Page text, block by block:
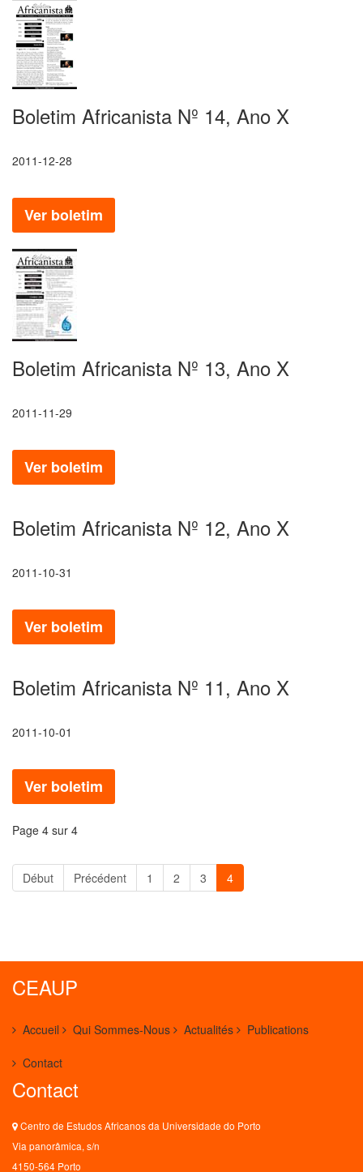
Boletim Africanista Nº 14, Ano X
2011-12-28
Ver boletim
Boletim Africanista Nº 13, Ano X
2011-11-29
Ver boletim
Boletim Africanista Nº 12, Ano X
2011-10-31
Ver boletim
Boletim Africanista Nº 11, Ano X
2011-10-01
Ver boletim
Page 4 sur 4
Début Précédent 1 2 3 4
CEAUP
Accueil Qui Sommes-Nous Actualités Publications
Contact
Contact
Centro de Estudos Africanos da Universidade do Porto
Via panorâmica, s/n
4150-564 Porto